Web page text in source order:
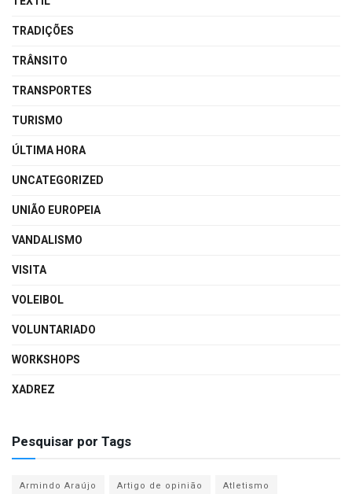
TRADIÇÕES
TRÂNSITO
TRANSPORTES
TURISMO
ÚLTIMA HORA
UNCATEGORIZED
UNIÃO EUROPEIA
VANDALISMO
VISITA
VOLEIBOL
VOLUNTARIADO
WORKSHOPS
XADREZ
Pesquisar por Tags
Armindo Araújo Artigo de opinião
Atletismo